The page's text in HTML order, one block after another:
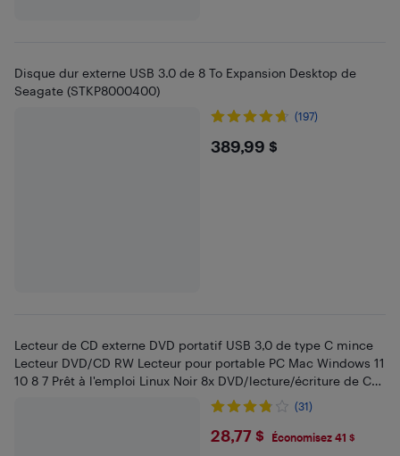
Disque dur externe USB 3.0 de 8 To Expansion Desktop de
Seagate (STKP8000400)
(197)
$389.99
389,99 $
Lecteur de CD externe DVD portatif USB 3,0 de type C mince
Lecteur DVD/CD RW Lecteur pour portable PC Mac Windows 11
10 8 7 Prêt à l'emploi Linux Noir 8x DVD/lecture/écriture de CD
(31)
$28.77
28,77 $ Économisez 41 $